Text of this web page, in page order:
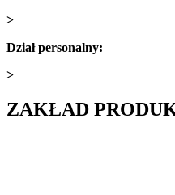
>
Dział personalny:
>
ZAKŁAD